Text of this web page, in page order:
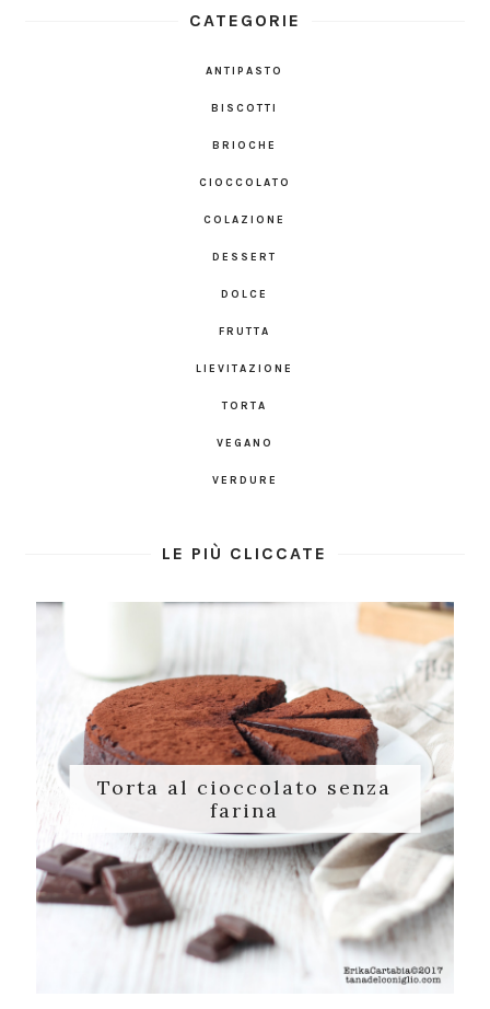
CATEGORIE
ANTIPASTO
BISCOTTI
BRIOCHE
CIOCCOLATO
COLAZIONE
DESSERT
DOLCE
FRUTTA
LIEVITAZIONE
TORTA
VEGANO
VERDURE
LE PIÙ CLICCATE
Torta al cioccolato senza
farina